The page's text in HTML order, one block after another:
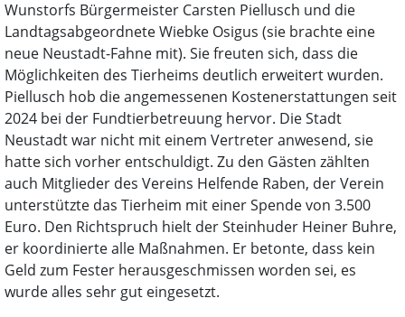
Wunstorfs Bürgermeister Carsten Piellusch und die
Landtagsabgeordnete Wiebke Osigus (sie brachte eine
neue Neustadt-Fahne mit). Sie freuten sich, dass die
Möglichkeiten des Tierheims deutlich erweitert wurden.
Piellusch hob die angemessenen Kostenerstattungen seit
2024 bei der Fundtierbetreuung hervor. Die Stadt
Neustadt war nicht mit einem Vertreter anwesend, sie
hatte sich vorher entschuldigt. Zu den Gästen zählten
auch Mitglieder des Vereins Helfende Raben, der Verein
unterstützte das Tierheim mit einer Spende von 3.500
Euro. Den Richtspruch hielt der Steinhuder Heiner Buhre,
er koordinierte alle Maßnahmen. Er betonte, dass kein
Geld zum Fester herausgeschmissen worden sei, es
wurde alles sehr gut eingesetzt.